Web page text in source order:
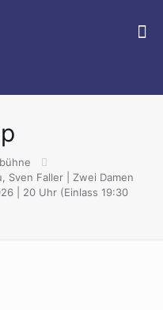
Sven Faller | Zwei Damen
| 20 Uhr (Einlass 19:30